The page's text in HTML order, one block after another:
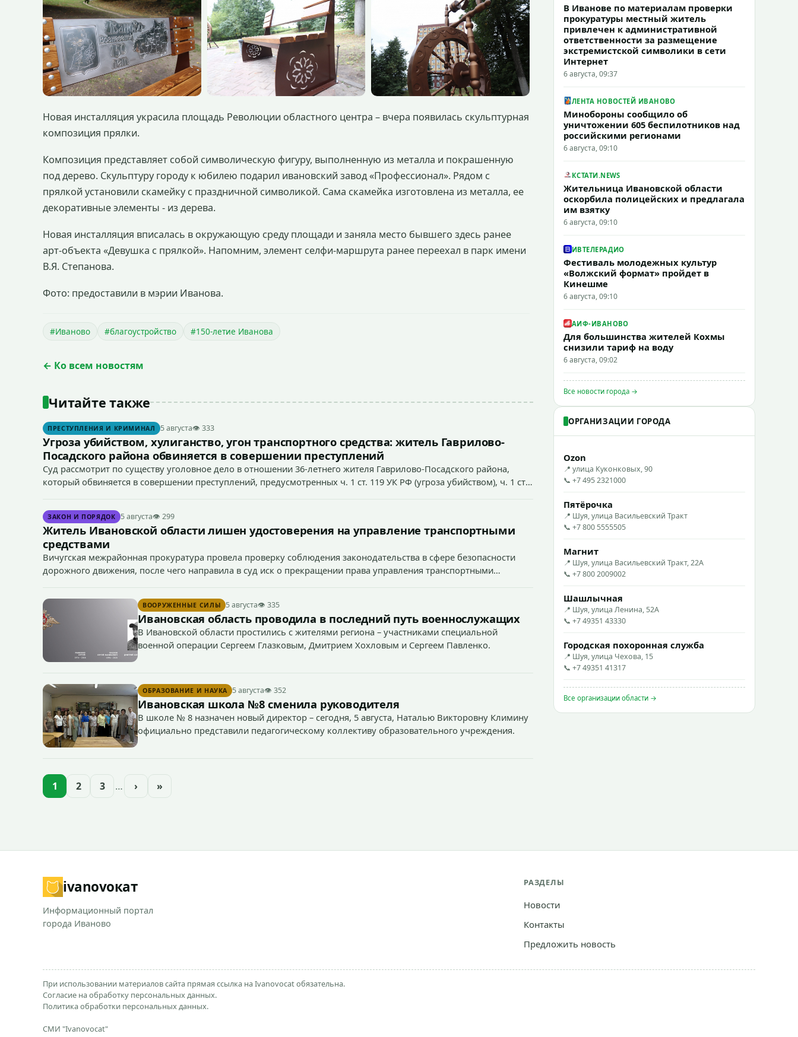
Новая инсталляция украсила площадь Революции областного центра – вчера появилась скульптурная
композиция прялки.
Композиция представляет собой символическую фигуру, выполненную из металла и покрашенную
под дерево. Скульптуру городу к юбилею подарил ивановский завод «Профессионал». Рядом с
прялкой установили скамейку с праздничной символикой. Сама скамейка изготовлена из металла, ее
декоративные элементы - из дерева.
Новая инсталляция вписалась в окружающую среду площади и заняла место бывшего здесь ранее
арт-объекта «Девушка с прялкой». Напомним, элемент селфи-маршрута ранее переехал в парк имени
В.Я. Степанова.
Фото: предоставили в мэрии Иванова.
#Иваново #благоустройство #150-летие Иванова
← Ко всем новостям
Читайте также
ПРЕСТУПЛЕНИЯ И КРИМИНАЛ 5 августа👁 333
Угроза убийством, хулиганство, угон транспортного средства: житель Гаврилово-
Посадского района обвиняется в совершении преступлений
Суд рассмотрит по существу уголовное дело в отношении 36-летнего жителя Гаврилово-Посадского района,
который обвиняется в совершении преступлений, предусмотренных ч. 1 ст. 119 УК РФ (угроза убийством), ч. 1 ст.
ЗАКОН И ПОРЯДОК 5 августа👁 299
Житель Ивановской области лишен удостоверения на управление транспортными
средствами
Вичугская межрайонная прокуратура провела проверку соблюдения законодательства в сфере безопасности
дорожного движения, после чего направила в суд иск о прекращении права управления транспортными
ВООРУЖЕННЫЕ СИЛЫ 5 августа👁 335
Ивановская область проводила в последний путь военнослужащих
В Ивановской области простились с жителями региона – участниками специальной
военной операции Сергеем Глазковым, Дмитрием Хохловым и Сергеем Павленко.
ОБРАЗОВАНИЕ И НАУКА 5 августа👁 352
Ивановская школа №8 сменила руководителя
В школе № 8 назначен новый директор – сегодня, 5 августа, Наталью Викторовну Климину
официально представили педагогическому коллективу образовательного учреждения.
1 2 3 … › »
В Иванове по материалам проверки
прокуратуры местный житель
привлечен к административной
ответственности за размещение
экстремистской символики в сети
Интернет
6 августа, 09:37
ЛЕНТА НОВОСТЕЙ ИВАНОВО
Минобороны сообщило об
уничтожении 605 беспилотников над
российскими регионами
6 августа, 09:10
КСТАТИ.NEWS
Жительница Ивановской области
оскорбила полицейских и предлагала
им взятку
6 августа, 09:10
ИВТЕЛЕРАДИО
Фестиваль молодежных культур
«Волжский формат» пройдет в
Кинешме
6 августа, 09:10
АИФ-ИВАНОВО
Для большинства жителей Кохмы
снизили тариф на воду
6 августа, 09:02
Все новости города →
ОРГАНИЗАЦИИ ГОРОДА
Ozon
📍 улица Куконковых, 90
📞 +7 495 2321000
Пятёрочка
📍 Шуя, улица Васильевский Тракт
📞 +7 800 5555505
Магнит
📍 Шуя, улица Васильевский Тракт, 22А
📞 +7 800 2009002
Шашлычная
📍 Шуя, улица Ленина, 52А
📞 +7 49351 43330
Городская похоронная служба
📍 Шуя, улица Чехова, 15
📞 +7 49351 41317
Все организации области →
ivanovoкат
Информационный портал
города Иваново
РАЗДЕЛЫ
Новости
Контакты
Предложить новость
При использовании материалов сайта прямая ссылка на Ivanovocat обязательна.
Согласие на обработку персональных данных.
Политика обработки персональных данных.
СМИ "Ivanovocat"